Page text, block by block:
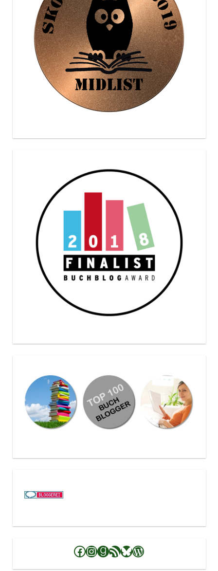
Facebook
Instagram
Goodreads
RSS-Feed
Bluesky
WordPress